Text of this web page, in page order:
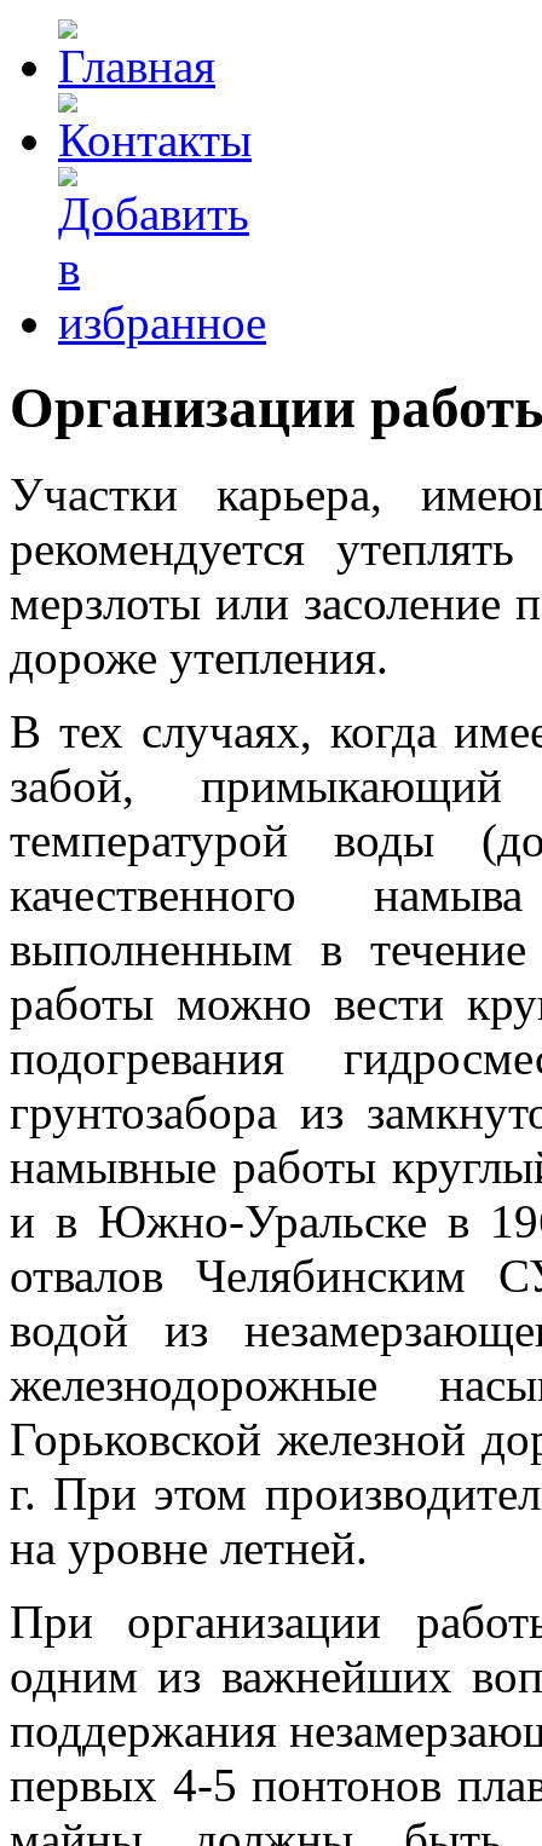
Организации
Участки карьера,
рекомендуется
мерзлоты или засоление
дороже утепления.
В тех случаях, когда
забой,
температурой воды
качественного
выполненным в
работы можно вести
подогревания
грунтозабора из
намывные работы
и в Южно-Уральске в
отвалов Челябинским
водой из
железнодорожные
Горьковской железной
г. При этом
на уровне летней.
При организации
одним из важнейших
поддержания
первых 4-5 понтонов